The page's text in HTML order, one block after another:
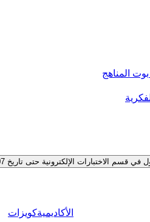
بوت المناهج
الإلكترونية حتى تاريخ 07-08-2026
الأكاديميةكويزات